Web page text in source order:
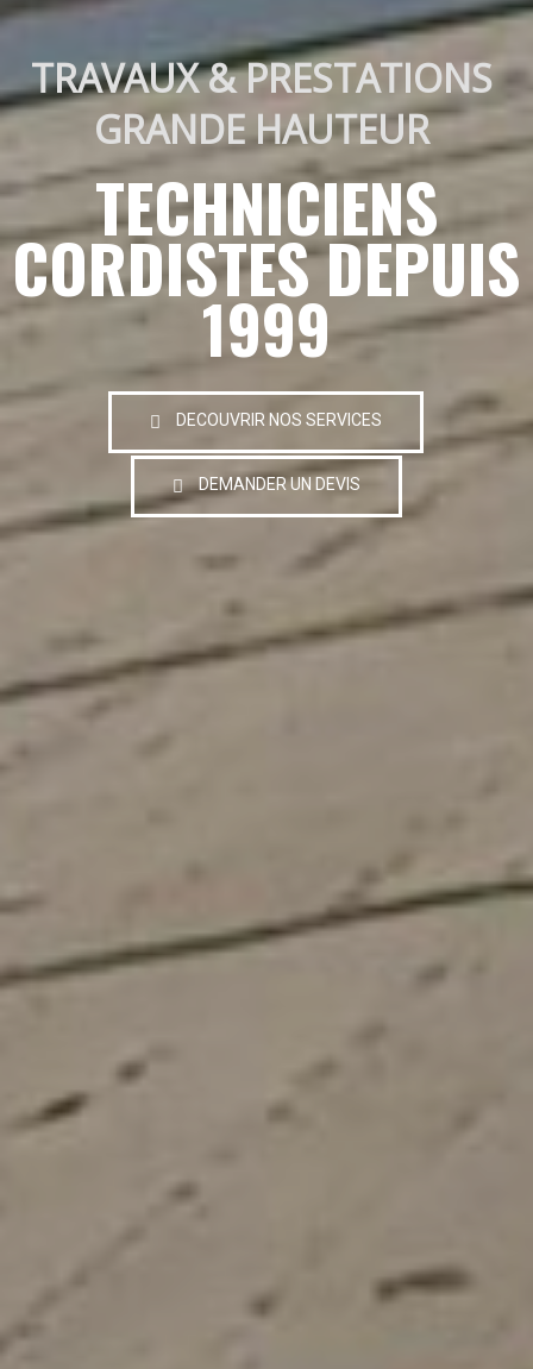
TRAVAUX & PRESTATIONS
GRANDE HAUTEUR
TECHNICIENS
CORDISTES DEPUIS
1999
DECOUVRIR NOS SERVICES
DEMANDER UN DEVIS